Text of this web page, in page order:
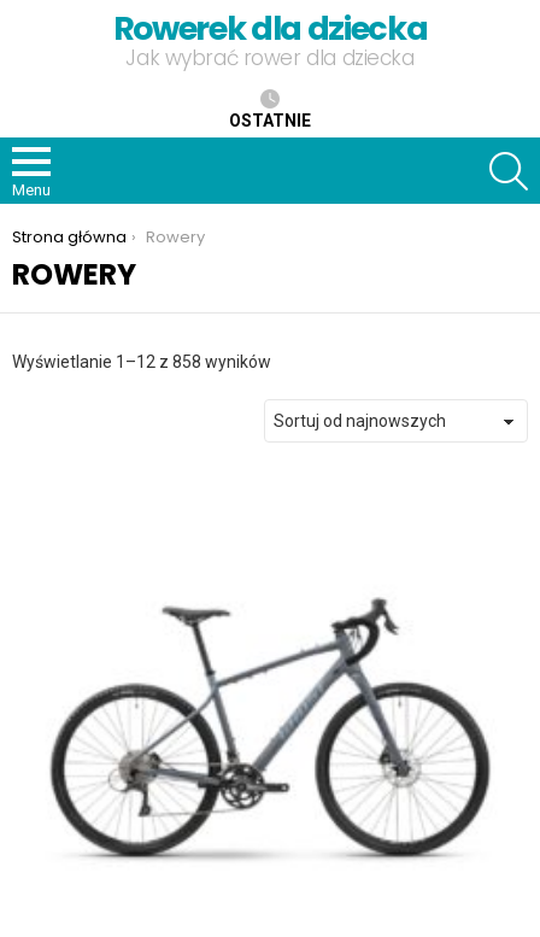
Rowerek dla dziecka
Jak wybrać rower dla dziecka
OSTATNIE
Menu
Jesteś tutaj:
Strona główna Rowery
ROWERY
Wyświetlanie 1–12 z 858 wyników